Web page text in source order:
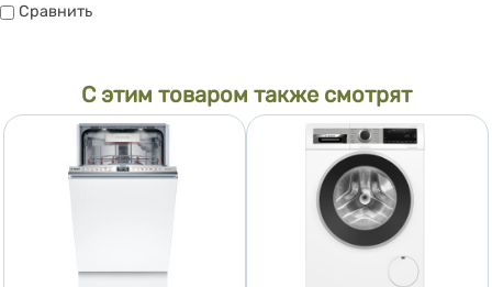
СравнитьСравнить
С этим товаром также смотрят